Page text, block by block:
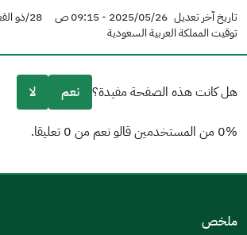
تاريخ آخر تعديل 2025/05/26 - 09:15 ص
28/ذو القعدة/1446 - 12:15
توقيت المملكة العربية السعودية
هل كانت هذه الصفحة مفيدة؟ نعم لا
0% من المستخدمين قالو نعم من 0 تعليقا.
مكتوبة بشكل جيدملخص